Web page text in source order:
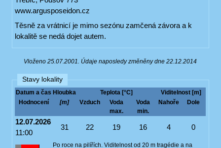
www.argusposeidon.cz
Těsně za vrátnicí je mimo sezónu zamčená závora a k
lokalitě se nedá dojet autem.
Vloženo 25.07.2001. Údaje naposledy změněny dne 22.12.2014
Stavy lokality
Datum a čas Hloubka Teplota [°C]
Viditelnost [m]
Hodnocení
[m] Vzduch
Voda
max.
Voda
min.
Nahoře Dole
12.07.2026
11:00
31 22 19 16 4 0
Po roce na pilířích. Viditelnost od 20 m tragédie a na